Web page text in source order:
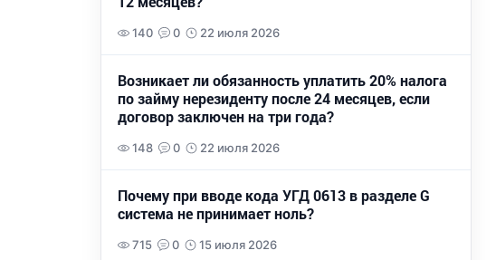
140 0 22 июля 2026
Возникает ли обязанность уплатить 20% налога
по займу нерезиденту после 24 месяцев, если
договор заключен на три года?
148 0 22 июля 2026
Почему при вводе кода УГД 0613 в разделе G
система не принимает ноль?
715 0 15 июля 2026